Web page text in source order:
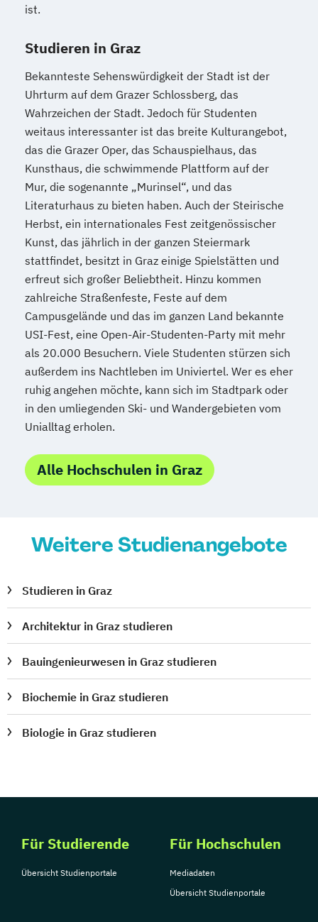
ist.
Studieren in Graz
Bekannteste Sehenswürdigkeit der Stadt ist der
Uhrturm auf dem Grazer Schlossberg, das
Wahrzeichen der Stadt. Jedoch für Studenten
weitaus interessanter ist das breite Kulturangebot,
das die Grazer Oper, das Schauspielhaus, das
Kunsthaus, die schwimmende Plattform auf der
Mur, die sogenannte „Murinsel“, und das
Literaturhaus zu bieten haben. Auch der Steirische
Herbst, ein internationales Fest zeitgenössischer
Kunst, das jährlich in der ganzen Steiermark
stattfindet, besitzt in Graz einige Spielstätten und
erfreut sich großer Beliebtheit. Hinzu kommen
zahlreiche Straßenfeste, Feste auf dem
Campusgelände und das im ganzen Land bekannte
USI-Fest, eine Open-Air-Studenten-Party mit mehr
als 20.000 Besuchern. Viele Studenten stürzen sich
außerdem ins Nachtleben im Univiertel. Wer es eher
ruhig angehen möchte, kann sich im Stadtpark oder
in den umliegenden Ski- und Wandergebieten vom
Unialltag erholen.
Alle Hochschulen in Graz
Weitere Studienangebote
Studieren in Graz
Architektur in Graz studieren
Bauingenieurwesen in Graz studieren
Biochemie in Graz studieren
Biologie in Graz studieren
Für Studierende
Übersicht Studienportale
Für Hochschulen
Mediadaten
Übersicht Studienportale